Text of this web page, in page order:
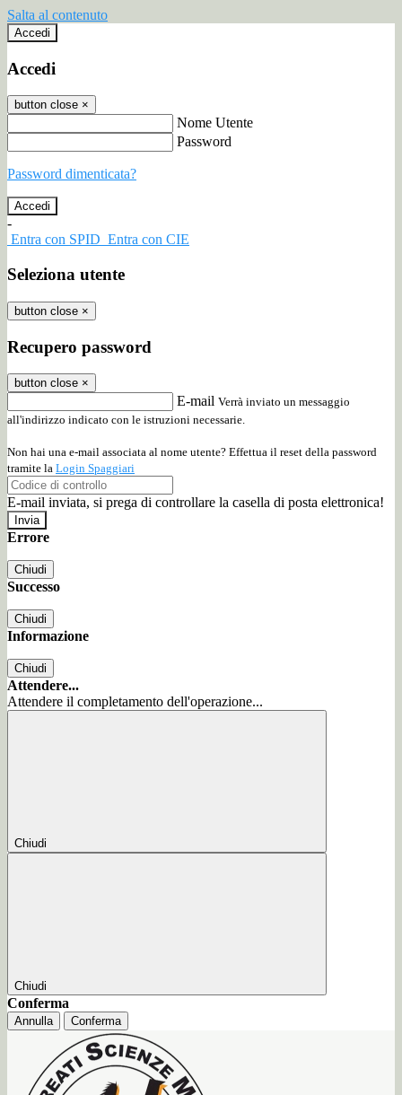
Salta al contenuto
Accedi
Accedi
button close ×
Nome Utente
Password
Password dimenticata?
-
Entra con SPID Entra con CIE
Seleziona utente
button close ×
Recupero password
button close ×
E-mail Verrà inviato un messaggio
all'indirizzo indicato con le istruzioni necessarie.
Non hai una e-mail associata al nome utente? Effettua il reset della password
tramite la Login Spaggiari
E-mail inviata, si prega di controllare la casella di posta elettronica!
Errore
Chiudi
Successo
Chiudi
Informazione
Chiudi
Attendere...
Attendere il completamento dell'operazione...
Chiudi
Chiudi
Conferma
Annulla Conferma